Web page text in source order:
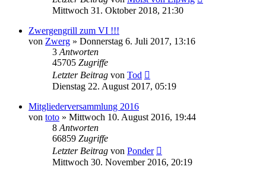
Mittwoch 31. Oktober 2018, 21:30
Zwergengrill zum VI !!!
von Zwerg » Donnerstag 6. Juli 2017, 13:16
3 Antworten
45705 Zugriffe
Letzter Beitrag von Tod
Dienstag 22. August 2017, 05:19
Mitgliederversammlung 2016
von toto » Mittwoch 10. August 2016, 19:44
8 Antworten
66859 Zugriffe
Letzter Beitrag von Ponder
Mittwoch 30. November 2016, 20:19